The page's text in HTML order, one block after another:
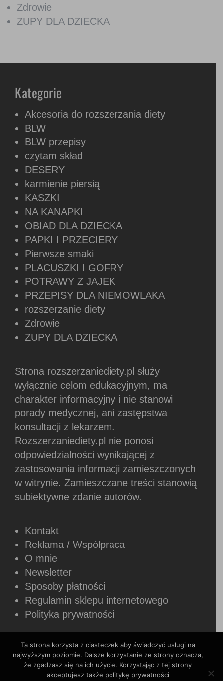
Zdrowie
ZUPY DLA DZIECKA
Kategorie
Akcesoria do rozszerzania diety
BLW
BLW przepisy
czytam skład
DESERY
karmienie piersią
KASZKI
NA KANAPKI
OBIAD DLA DZIECKA
PAPKI I PRZECIERY
Pierwsze smaki
PLACUSZKI I GOFRY
POTRAWY Z JAJEK
PRZEPISY DLA NIEMOWLAKA
rozszerzanie diety
Zdrowie
ZUPY DLA DZIECKA
Strona rozszerzaniediety.pl służy
wyłącznie celom edukacyjnym, ma
charakter informacyjny i nie stanowi
porady medycznej, ani zastępstwa
konsultacji z lekarzem.
Rozszerzaniediety.pl nie ponosi
odpowiedzialności wynikającej z
zastosowania informacji zamieszczonych
w witrynie. Zamieszczane treści stanowią
subiektywne zdanie autorów.
Kontakt
Reklama / Współpraca
O mnie
Newsletter
Sposoby płatności
Regulamin sklepu internetowego
Polityka prywatności
Copyright © 2026 Rozszerzaniediety.pl.
Ta strona korzysta z ciasteczek aby świadczyć usługi na
najwyższym poziomie. Dalsze korzystanie ze strony oznacza,
że zgadzasz się na ich użycie. Korzystając z tej strony
akceptujesz także politykę prywatności